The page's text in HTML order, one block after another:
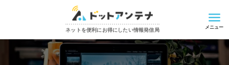
ネットを便利にお得にしたい情報発信局
メニュー